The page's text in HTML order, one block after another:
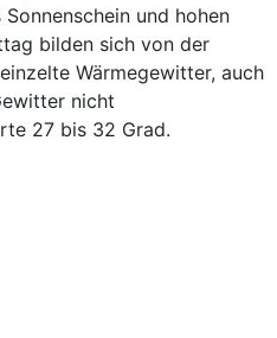
und hohen
bilden sich von der
Wärmegewitter, auch
nicht
27 bis 32 Grad.